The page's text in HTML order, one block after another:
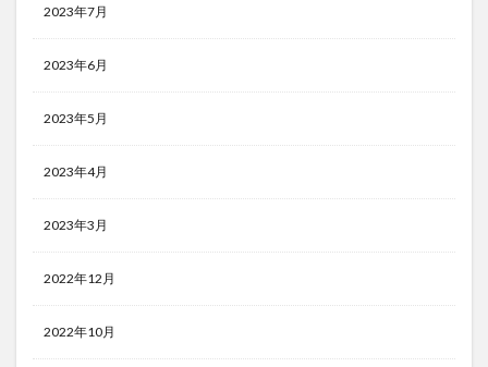
2023年7月
2023年6月
2023年5月
2023年4月
2023年3月
2022年12月
2022年10月